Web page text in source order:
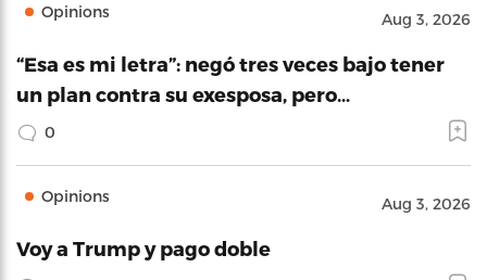
Opinions Aug 3, 2026
“Esa es mi letra”: negó tres veces bajo tener
un plan contra su exesposa, pero…
0
Opinions Aug 3, 2026
Voy a Trump y pago doble